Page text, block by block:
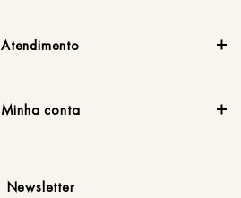
Atendimento
Minha conta
Newsletter